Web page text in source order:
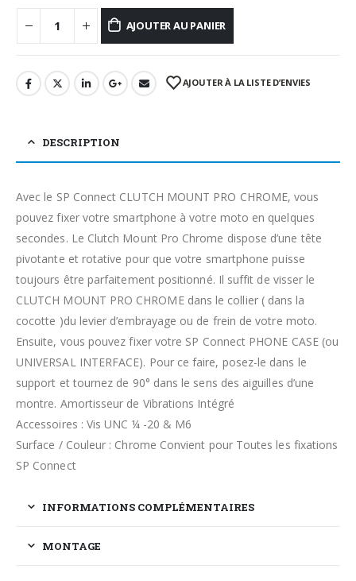
AJOUTER AU PANIER
AJOUTER À LA LISTE D’ENVIES
DESCRIPTION
Avec le SP Connect CLUTCH MOUNT PRO CHROME, vous
pouvez fixer votre smartphone à votre moto en quelques
secondes. Le Clutch Mount Pro Chrome dispose d’une tête
pivotante et rotative pour que votre smartphone puisse
toujours être parfaitement positionné. Il suffit de visser le
CLUTCH MOUNT PRO CHROME dans le collier ( dans la
cocotte )du levier d’embrayage ou de frein de votre moto.
Ensuite, vous pouvez fixer votre SP Connect PHONE CASE (ou
UNIVERSAL INTERFACE). Pour ce faire, posez-le dans le
support et tournez de 90° dans le sens des aiguilles d’une
montre. Amortisseur de Vibrations Intégré
Accessoires : Vis UNC ¼ -20 & M6
Surface / Couleur : Chrome Convient pour Toutes les fixations
SP Connect
INFORMATIONS COMPLÉMENTAIRES
MONTAGE